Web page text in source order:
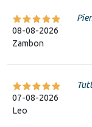
08-08-2026
Zambon
07-08-2026
Leo